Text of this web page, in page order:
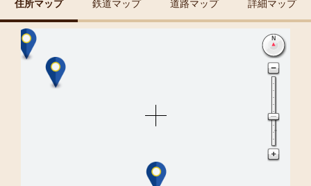
住所マップ 鉄道マップ 道路マップ 詳細マップ